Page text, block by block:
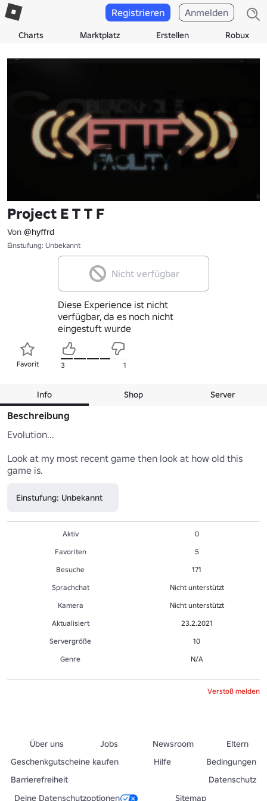
Charts Marktplatz Erstellen Robux
Registrieren Anmelden
Project E T T F
Von @hyffrd
Einstufung: Unbekannt
Nicht verfügbar
Diese Experience ist nicht
verfügbar, da es noch nicht
eingestuft wurde
Favorit 3 1
Info Shop Server
Beschreibung
Evolution...
Look at my most recent game then look at how old this
game is.
Einstufung: Unbekannt
Aktiv
0
Favoriten
5
Besuche
171
Sprachchat
Nicht unterstützt
Kamera
Nicht unterstützt
Aktualisiert
23.2.2021
Servergröße
10
Genre
N/A
Verstoß melden
Über uns Jobs Newsroom
Eltern
Geschenkgutscheine kaufen
Hilfe
Bedingungen
Barrierefreiheit
Datenschutz
Deine Datenschutzoptionen
Sitemap